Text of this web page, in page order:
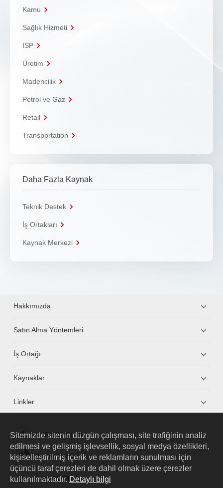
Kamu
Sağlık Hizmeti
ISP
Üretim
Madencilik
Petrol ve Gaz
Retail
Transportation
Daha Fazla Kaynak
Teknik Destek
İş Ortakları
Kaynak Merkezi
Hakkımızda
Satın Alma Yöntemleri
İş Ortağı
Kaynaklar
Linkler
HUAWEI eKit App
Huawei HiKnow App
HUAWEI eFly App
Sitemizde sitenin düzgün çalışması, site trafiğinin analiz
edilmesi ve gelişmiş işlevsellik, sosyal medya özellikleri,
kişiselleştirilmiş içerik ve reklamların sunulması için
üçüncü taraf çerezleri de dahil olmak üzere çerezler
kullanılmaktadır. Detaylı bilgi